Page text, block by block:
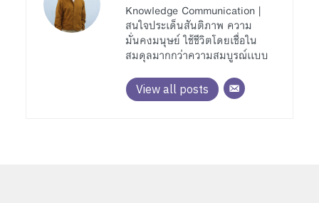
Knowledge Communication |
สนใจประเด็นสันติภาพ ความ
มั่นคงมนุษย์ ใช้ชีวิตโดยเชื่อใน
สมดุลมากกว่าความสมบูรณ์เเบบ
View all posts